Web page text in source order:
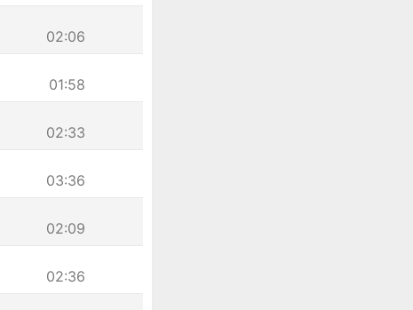
02:06
01:58
02:33
03:36
02:09
02:36